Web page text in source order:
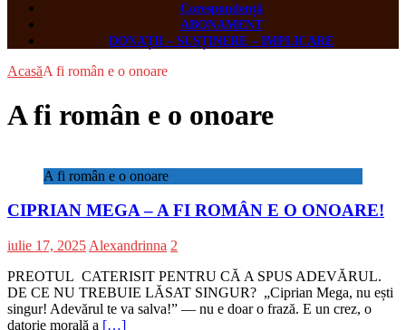
Corespondență
ABONAMENT
DONAȚII – SUSȚINERE – IMPLICARE
AcasăA fi român e o onoare
A fi român e o onoare
A fi român e o onoare
CIPRIAN MEGA – A FI ROMÂN E O ONOARE!
iulie 17, 2025 Alexandrinna 2
PREOTUL CATERISIT PENTRU CĂ A SPUS ADEVĂRUL.
DE CE NU TREBUIE LĂSAT SINGUR? „Ciprian Mega, nu ești
singur! Adevărul te va salva!” — nu e doar o frază. E un crez, o
datorie morală a […]